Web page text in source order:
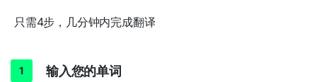
只需4步，几分钟内完成翻译
输入您的单词